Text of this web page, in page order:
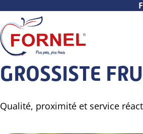
GROSSISTE
Qualité, proximité et service